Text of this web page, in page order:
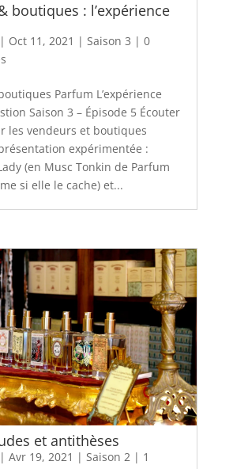
boutiques : l’expérience
| Oct 11, 2021 | Saison 3 | 0
Parfum L’expérience
Saison 3 – Épisode 5 Écouter
les vendeurs et boutiques
expérimentée :
(en Musc Tonkin de Parfum
si elle le cache) et...
et antithèses
| Avr 19, 2021 | Saison 2| 1